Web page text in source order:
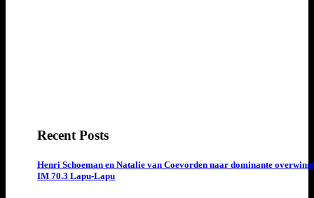
Recent Posts
Henri Schoeman en Natalie van Coevorden naar dominante
IM 70.3 Lapu-Lapu